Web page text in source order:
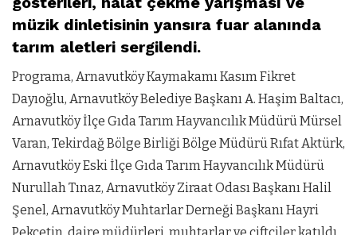
müzik dinletisinin yansıra fuar alanında
tarım aletleri sergilendi.
Programa, Arnavutköy Kaymakamı Kasım Fikret
Dayıoğlu, Arnavutköy Belediye Başkanı A. Haşim Baltacı,
Arnavutköy İlçe Gıda Tarım Hayvancılık Müdürü Mürsel
Varan, Tekirdağ Bölge Birliği Bölge Müdürü Rıfat Aktürk,
Arnavutköy Eski İlçe Gıda Tarım Hayvancılık Müdürü
Nurullah Tınaz, Arnavutköy Ziraat Odası Başkanı Halil
Şenel, Arnavutköy Muhtarlar Derneği Başkanı Hayri